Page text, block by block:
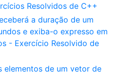
Resolvidos de C++
a duração de um
e exiba-o expresso em
- Exercício Resolvido de
de um vetor de